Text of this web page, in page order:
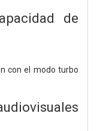
de
con el modo turbo